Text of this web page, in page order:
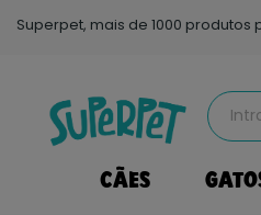
Superpet, mais de 1000
CÃES